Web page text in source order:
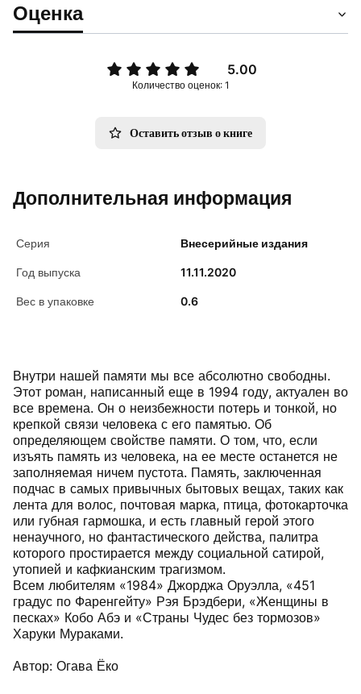
Оценка
5.00
Количество оценок: 1
Оставить отзыв о книге
Дополнительная информация
Серия Внесерийные издания
Год выпуска 11.11.2020
Вес в упаковке 0.6
Внутри нашей памяти мы все абсолютно свободны.
Этот роман, написанный еще в 1994 году, актуален во
все времена. Он о неизбежности потерь и тонкой, но
крепкой связи человека с его памятью. Об
определяющем свойстве памяти. О том, что, если
изъять память из человека, на ее месте останется не
заполняемая ничем пустота. Память, заключенная
подчас в самых привычных бытовых вещах, таких как
лента для волос, почтовая марка, птица, фотокарточка
или губная гармошка, и есть главный герой этого
ненаучного, но фантастического действа, палитра
которого простирается между социальной сатирой,
утопией и кафкианским трагизмом.
Всем любителям «1984» Джорджа Оруэлла, «451
градус по Фаренгейту» Рэя Брэдбери, «Женщины в
песках» Кобо Абэ и «Страны Чудес без тормозов»
Харуки Мураками.
Автор: Огава Ёко